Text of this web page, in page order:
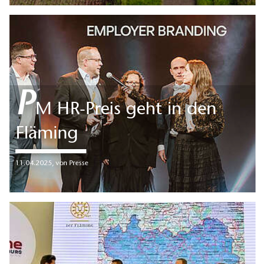
PM HR-Preis geht in den
Fläming
11.04.2025, von Presse